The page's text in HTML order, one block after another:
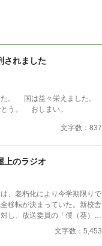
されました
。 国は益々栄えました。
う。 おしまい。
文字数：837
上のラジオ
、老朽化により今学期限りで
移転が決まっていた。新校舎
し、放送委員の「僕（葵）」
慣れ親しんだ校舎が消えてし
教員から
文字数：5,453